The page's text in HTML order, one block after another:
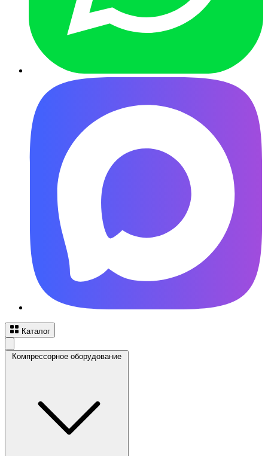
Каталог
Компрессорное оборудование